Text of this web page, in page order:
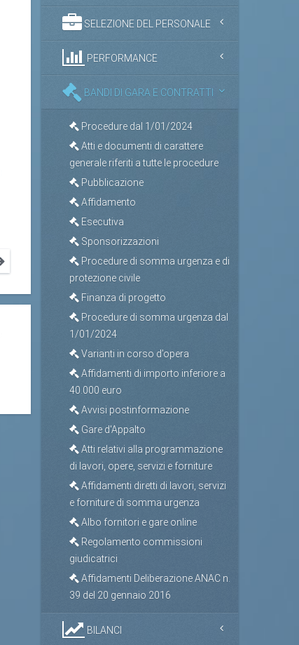
SELEZIONE DEL PERSONALE
PERFORMANCE
BANDI DI GARA E CONTRATTI
Procedure dal 1/01/2024
Atti e documenti di carattere
generale riferiti a tutte le procedure
Pubblicazione
Affidamento
Esecutiva
Sponsorizzazioni
Procedure di somma urgenza e di
protezione civile
Finanza di progetto
Procedure di somma urgenza dal
1/01/2024
Varianti in corso d’opera
Affidamenti di importo inferiore a
40.000 euro
Avvisi postinformazione
Gare d'Appalto
Atti relativi alla programmazione
di lavori, opere, servizi e forniture
Affidamenti diretti di lavori, servizi
e forniture di somma urgenza
Albo fornitori e gare online
Regolamento commissioni
giudicatrici
Affidamenti Deliberazione ANAC n.
39 del 20 gennaio 2016
BILANCI